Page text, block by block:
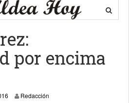
por encima
21 enero, 2019
Redacción